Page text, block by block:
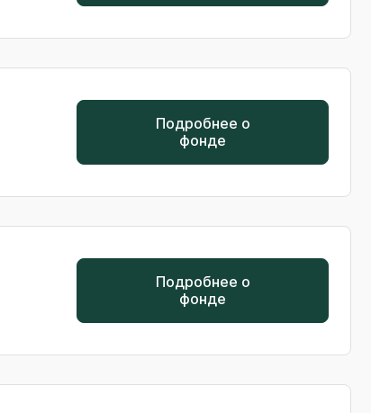
Подробнее о
фонде
Подробнее о
фонде